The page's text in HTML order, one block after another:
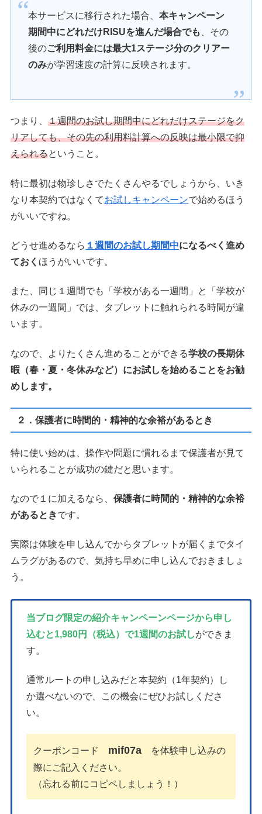
本サービスに移行された場合、本キャンペーン
期間中にどれだけRISUを進んだ場合でも
、その
後のご利用料金には最大1ステージ分のクリアー
のみが学習速度の計算に反映されます。
つまり、１週間のお試し期間中にどれだけステージをク
リアしても、その先の利用料計算への反映は最小限で抑
えられるということ。
特に最初は物珍しさでたくさんやるでしょうから、いき
なり本契約ではなくてお試しキャンペーンで始めるほう
がいいですね。
どうせ進めるなら １週間のお試し期間中になるべく進め
ておく ほうがいいです。
また、同じ１週間でも「学校がある一週間」と「学校が
休みの一週間」では、タブレットに触れられる時間が違
います。
なので、よりたくさん進めることができる学校の長期休
暇（春・夏・冬休みなど）にお試しを始めることをお勧
めします。
２．保護者に時間的・精神的な余裕があるとき
特に使い始めは、操作や問題に慣れるまで保護者が見て
いられることが成功の鍵だと思います。
なので１に加えるなら、保護者に時間的・精神的な余裕
があるときです。
実際は体験を申し込んでからタブレットが届くまでタイ
ムラグがあるので、気持ち早めに申し込んでおきましょ
う。
当ブログ限定の紹介キャンペーンページから申し
込むと1,980円（税込）で1週間のお試しができま
す。
通常ルートの申し込みだと本契約（1年契約）し
か選べないので、この機会にぜひお試しくださ
い。
クーポンコード mif07a を体験申し込みの
際にご記入ください。
（忘れる前にコピペしましょう！）